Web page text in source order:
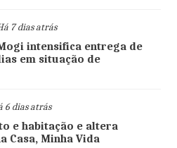
7 dias atrás
intensifica entrega de
em situação de
6 dias atrás
e habitação e altera
Casa, Minha Vida